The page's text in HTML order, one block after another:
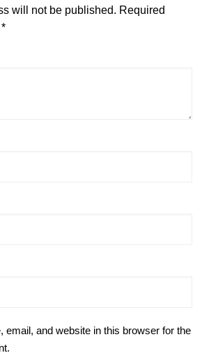
will not be published. Required
*
email, and website in this browser for the